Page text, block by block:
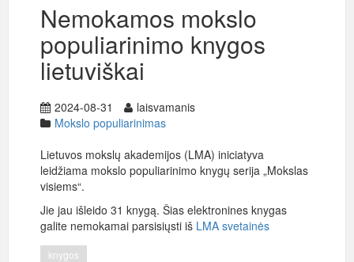
Nemokamos mokslo
populiarinimo knygos
lietuviškai
2024-08-31
laisvamanis
Mokslo populiarinimas
Lietuvos mokslų akademijos (LMA) iniciatyva
leidžiama mokslo populiarinimo knygų serija „Mokslas
visiems“.
Jie jau išleido 31 knygą. Šias elektronines knygas
galite nemokamai parsisiųsti iš LMA svetainės
knygos